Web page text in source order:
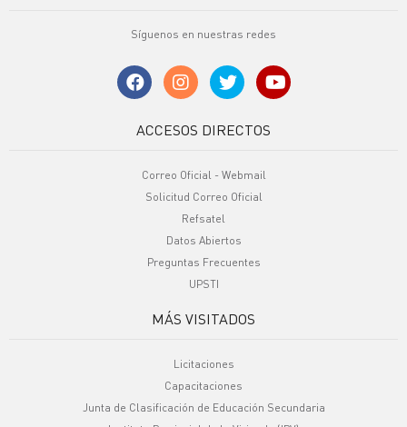
Síguenos en nuestras redes
ACCESOS DIRECTOS
Correo Oficial - Webmail
Solicitud Correo Oficial
Refsatel
Datos Abiertos
Preguntas Frecuentes
UPSTI
MÁS VISITADOS
Licitaciones
Capacitaciones
Junta de Clasificación de Educación Secundaria